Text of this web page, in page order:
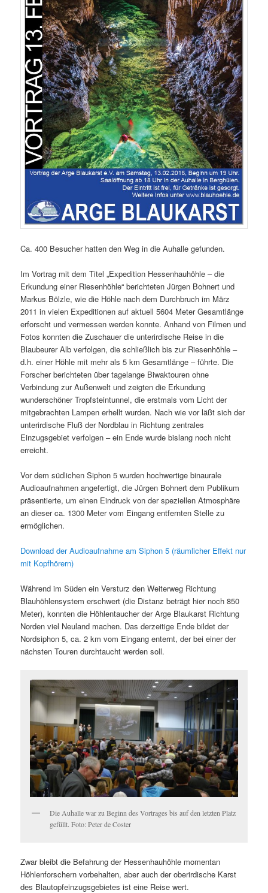
Ca. 400 Besucher hatten den Weg in die Auhalle gefunden.
Im Vortrag mit dem Titel „Expedition Hessenhauhöhle – die
Erkundung einer Riesenhöhle“ berichteten Jürgen Bohnert und
Markus Bölzle, wie die Höhle nach dem Durchbruch im März
2011 in vielen Expeditionen auf aktuell 5604 Meter Gesamtlänge
erforscht und vermessen werden konnte. Anhand von Filmen und
Fotos konnten die Zuschauer die unterirdische Reise in die
Blaubeurer Alb verfolgen, die schließlich bis zur Riesenhöhle –
d.h. einer Höhle mit mehr als 5 km Gesamtlänge – führte. Die
Forscher berichteten über tagelange Biwaktouren ohne
Verbindung zur Außenwelt und zeigten die Erkundung
wunderschöner Tropfsteintunnel, die erstmals vom Licht der
mitgebrachten Lampen erhellt wurden. Nach wie vor läßt sich der
unterirdische Fluß der Nordblau in Richtung zentrales
Einzugsgebiet verfolgen – ein Ende wurde bislang noch nicht
erreicht.
Vor dem südlichen Siphon 5 wurden hochwertige binaurale
Audioaufnahmen angefertigt, die Jürgen Bohnert dem Publikum
präsentierte, um einen Eindruck von der speziellen Atmosphäre
an dieser ca. 1300 Meter vom Eingang entfernten Stelle zu
ermöglichen.
Download der Audioaufnahme am Siphon 5 (räumlicher Effekt nur
mit Kopfhörern)
Während im Süden ein Versturz den Weiterweg Richtung
Blauhöhlensystem erschwert (die Distanz beträgt hier noch 850
Meter), konnten die Höhlentaucher der Arge Blaukarst Richtung
Norden viel Neuland machen. Das derzeitige Ende bildet der
Nordsiphon 5, ca. 2 km vom Eingang enternt, der bei einer der
nächsten Touren durchtaucht werden soll.
Die Auhalle war zu Beginn des Vortrages bis auf den letzten Platz
gefüllt. Foto: Peter de Coster
Zwar bleibt die Befahrung der Hessenhauhöhle momentan
Höhlenforschern vorbehalten, aber auch der oberirdische Karst
des Blautopfeinzugsgebietes ist eine Reise wert.